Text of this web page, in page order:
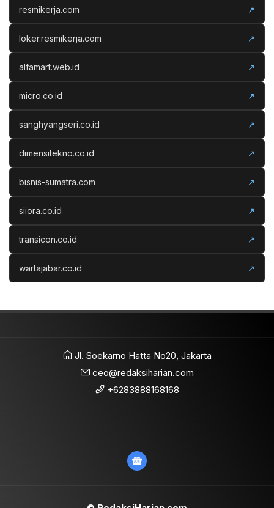
resmikerja.com ↗
loker.resmikerja.com ↗
alfamart.web.id ↗
micro.co.id ↗
sanghyangseri.co.id ↗
dimensitekno.co.id ↗
bisnis-sumatra.com ↗
siiora.co.id ↗
transicon.co.id ↗
wartajabar.co.id ↗
Jl. Soekarno Hatta No20, Jakarta
ceo@redaksiharian.com
+6283888168168